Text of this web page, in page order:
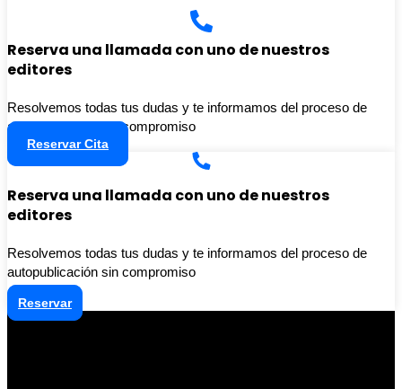
Reserva una llamada con uno de nuestros
editores
Resolvemos todas tus dudas y te informamos del proceso de
autopublicación sin compromiso
Reservar Cita
Reserva una llamada con uno de nuestros
editores
Resolvemos todas tus dudas y te informamos del proceso de
autopublicación sin compromiso
Reservar